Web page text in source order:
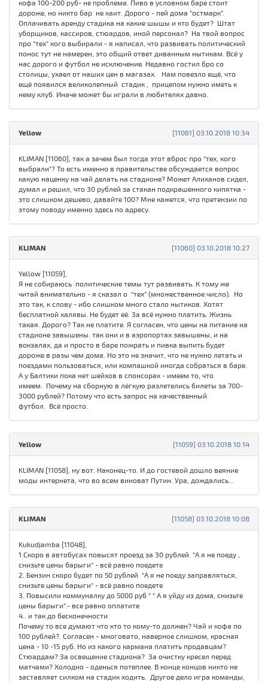
кофа 100-200 руб- не проблема. Пиво в условном баре стоит
дороже, но никто бар не хаит. Дорого - пей дома "остмарк".
Оплачивать аренду стадика на какие шышы и кто будет? Штат
уборщиков, кассиров, стюардов, иной персонал? На твой вопрос
про "тех" кого выбирали - я написал, что развивать политический
понос тут не намерен, это общий ответ диванным нытикам. Всё у
нас дорого и футбол не исключение. Недавно гостил бро со
столицы, ухаел от наших цен в магазах. Нам повезло ещё, что
ещё появился великолепный стадик , прицепом нужно иметь к
нему клуб. Иначе может бы играли в любителях давно.
[11061] 03.10.2018 10:34
Yellow
KLIMAN [11060], так а зачем был тогда этот вброс про "тех, кого
выбрали"? То есть именно в правительстве обсуждается вопрос
какую наценку на чай делать на стадионе? Может Алиханов сидел,
думал и решил, что 30 рублей за стакан подкрашенного кипятка -
это слишком дешево, давайте 100? Мне кажется, что претензии по
этому поводу именно здесь по адресу.
[11060] 03.10.2018 10:27
KLIMAN
Yellow [11059],
Я не собираюсь политические темы тут развивать. К тому же
читай внимательно - я сказал о "тех" (множественное число). Но
это так, к слову - ибо слишком много стало нытиков. Хотят
бесплатной халявы. Не будет её. За всё нужно платить. Жизнь
такая. Дорого? Так не платите. Я согласен, что цены на питание на
стадионе завышены. так они и в аэропортах завышены, и на
вокзалах, да и просто в баре пожрать и пивка выпить будет
дороже в разы чем дома. Но это не значит, что не нужно летать и
поездами пользоваться, или компашкой иногда собраться в баре.
А у Балтики пока нет шейхов в спонсорах - имеем то, что
имеем. Почему на сборную в лёгкую разлетелись билеты за 700-
3000 рублей? Потому что есть запрос на качественный
футбол. Всё просто.
[11059] 03.10.2018 10:14
Yellow
KLIMAN [11058], ну вот. Наконец-то. И до гостевой дошло веяние
моды интернета, что во всем виноват Путин. Ура, дождались...
[11058] 03.10.2018 10:08
KLIMAN
Kukudjamba [11048],
1.Скоро в автобусах повысят проезд за 30 рублей. "А я не поеду ,
снизьте цены барыги" - всё равно поедете
2. Бензин скоро будет по 50 рублей "А я не поеду заправляться,
снизьте цены барыги" - всё равно поедете
3. Повысили коммуналку до 5000 руб " " А я уйду из дома, снизьте
цены барыги".- все равно оплатите
4.. и так до бесконечности
Почему то все думают что кто то кому-то должен? Чай и кофа по
100 рублей?. Согласен - многовато, наверное слишком, красная
цена - 10 -15 руб. Но из какого кармана платить продавцам?
Стюардам? За освещение стадиона? За очистку кресел перед
матчами? Холодно - оденься потеплее. В конце концов никто не
заставляет силком на стадик ходить. Другое дело игра команды,